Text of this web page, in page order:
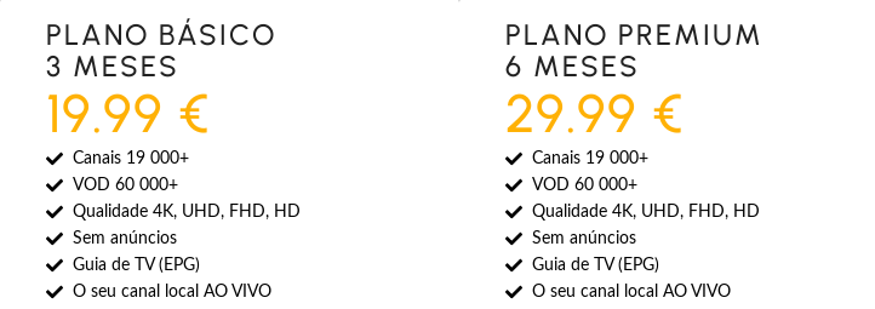
PLANO BÁSICO
3 MESES
19.99 €
Canais 19 000+
VOD 60 000+
Qualidade 4K, UHD, FHD, HD
Sem anúncios
Guia de TV (EPG)
O seu canal local AO VIVO
PLANO PREMIUM
6 MESES
29.99 €
Canais 19 000+
VOD 60 000+
Qualidade 4K, UHD, FHD, HD
Sem anúncios
Guia de TV (EPG)
O seu canal local AO VIVO